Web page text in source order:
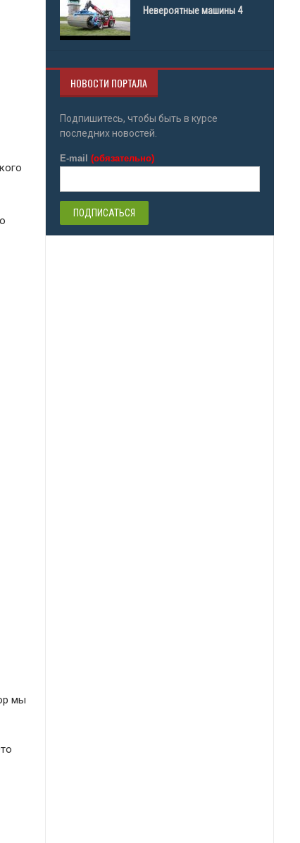
мы
Невероятные машины 4
НОВОСТИ ПОРТАЛА
Подпишитесь, чтобы быть в курсе
последних новостей.
E-mail (обязательно)